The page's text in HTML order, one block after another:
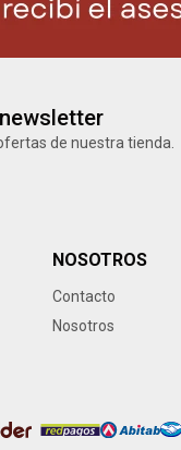
de nuestra tienda.
NOSOTROS
Contacto
Nosotros